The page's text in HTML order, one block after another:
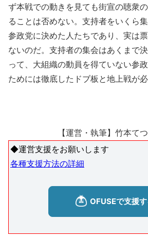
ず本戦での動きを見ても街宣の聴衆
ることは否めない。支持者をいくら
参政党に決めた人たちであり、実は
ないのだ。支持者の集会はあくまで
って、大組織の動員を得ていない参
ためには徹底したドブ板と地上戦が必
【運営・執筆】竹本て
◆運営支援をお願いします
各種支援方法の詳細